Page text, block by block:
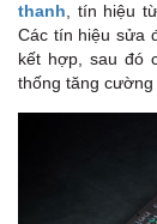
thanh , tín hiệu
Các tín hiệu sửa
kết hợp, sau đó
thống tăng cường